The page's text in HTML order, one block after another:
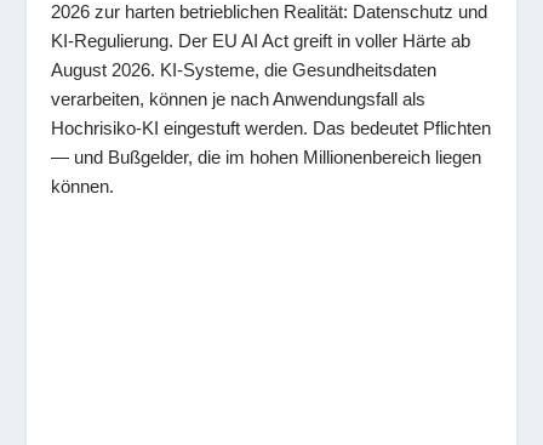
2026 zur harten betrieblichen Realität: Datenschutz und
KI-Regulierung. Der EU AI Act greift in voller Härte ab
August 2026. KI-Systeme, die Gesundheitsdaten
verarbeiten, können je nach Anwendungsfall als
Hochrisiko-KI eingestuft werden. Das bedeutet Pflichten
— und Bußgelder, die im hohen Millionenbereich liegen
können.